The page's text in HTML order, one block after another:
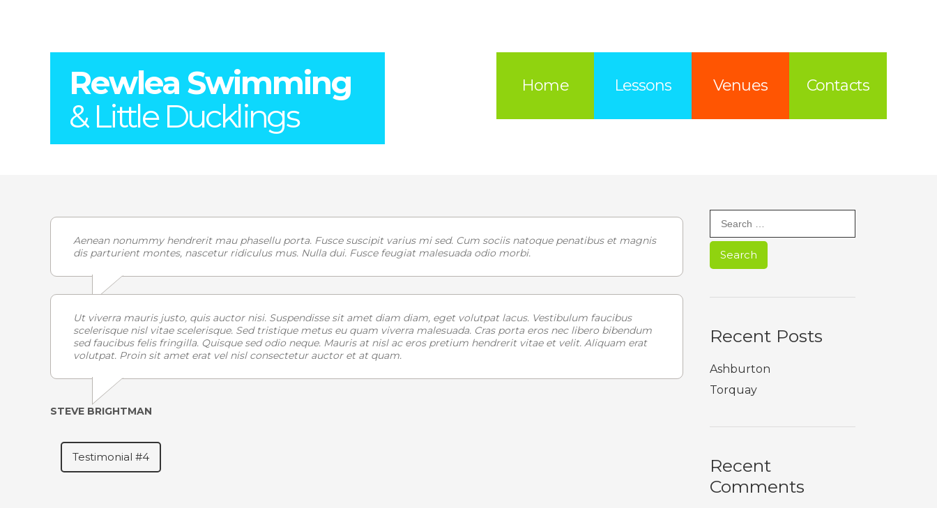
Rewlea Swimming
& Little Ducklings
Home Lessons Venues Contacts
Aenean nonummy hendrerit mau phasellu porta. Fusce suscipit varius mi sed. Cum sociis natoque penatibus et magnis
dis parturient montes, nascetur ridiculus mus. Nulla dui. Fusce feugiat malesuada odio morbi.
Ut viverra mauris justo, quis auctor nisi. Suspendisse sit amet diam diam, eget volutpat lacus. Vestibulum faucibus
scelerisque nisl vitae scelerisque. Sed tristique metus eu quam viverra malesuada. Cras porta eros nec libero bibendum
sed faucibus felis fringilla. Quisque sed odio neque. Mauris at nisl ac eros pretium hendrerit vitae et velit. Aliquam erat
volutpat. Proin sit amet erat vel nisl consectetur auctor et at quam.
STEVE BRIGHTMAN
Testimonial #4
Search
for:
Recent Posts
Ashburton
Torquay
Recent
Comments